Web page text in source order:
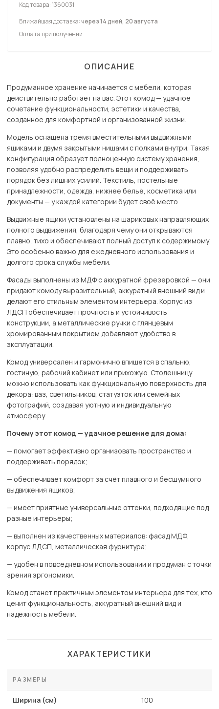
Код товара:1360031
Ближайшая доставка:через 14 дней, 20 августа
Оплата при получении
ОПИСАНИЕ
Продуманное хранение начинается с мебели, которая
действительно работает на вас. Этот комод — удачное
сочетание функциональности, эстетики и качества,
созданное для комфортной и организованной жизни.
Модель оснащена тремя вместительными выдвижными
ящиками и двумя закрытыми нишами с полками внутри. Такая
конфигурация образует полноценную систему хранения,
позволяя удобно распределить вещи и поддерживать
порядок без лишних усилий. Текстиль, постельные
принадлежности, одежда, нижнее бельё, косметика или
документы — у каждой категории будет своё место.
Выдвижные ящики установлены на шариковых направляющих
полного выдвижения, благодаря чему они открываются
плавно, тихо и обеспечивают полный доступ к содержимому.
Это особенно важно для ежедневного использования и
долгого срока службы мебели.
Фасады выполнены из МДФ с аккуратной фрезеровкой — они
придают комоду выразительный, аккуратный внешний вид и
делают его стильным элементом интерьера. Корпус из
ЛДСП обеспечивает прочность и устойчивость
конструкции, а металлические ручки с глянцевым
хромированным покрытием добавляют удобство в
эксплуатации.
Комод универсален и гармонично впишется в спальню,
гостиную, рабочий кабинет или прихожую. Столешницу
можно использовать как функциональную поверхность для
декора: ваз, светильников, статуэток или семейных
фотографий, создавая уютную и индивидуальную
атмосферу.
Почему этот комод — удачное решение для дома:
— помогает эффективно организовать пространство и
поддерживать порядок;
— обеспечивает комфорт за счёт плавного и бесшумного
выдвижения ящиков;
— имеет приятные универсальные оттенки, подходящие под
разные интерьеры;
— выполнен из качественных материалов: фасад МДФ,
корпус ЛДСП, металлическая фурнитура;
— удобен в повседневном использовании и продуман с точки
зрения эргономики.
Комод станет практичным элементом интерьера для тех, кто
ценит функциональность, аккуратный внешний вид и
надёжность мебели.
ХАРАКТЕРИСТИКИ
РАЗМЕРЫ
Ширина (см) 100